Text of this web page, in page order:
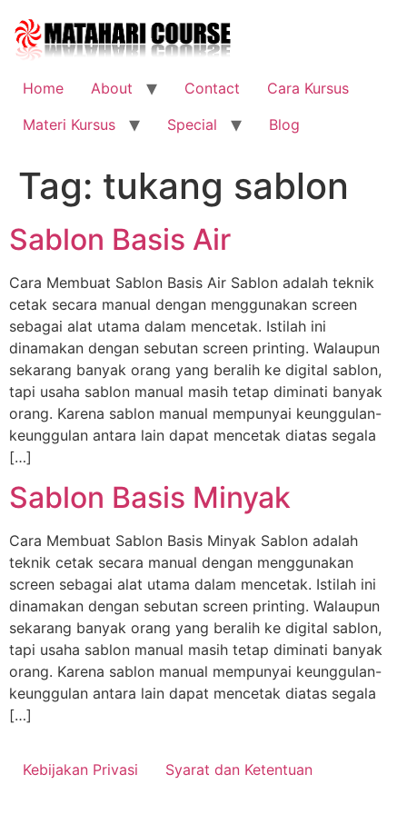
content
Home
About Contact
Cara Kursus
Materi Kursus
Special Blog
Tag: tukang sablon
Sablon Basis Air
Cara Membuat Sablon Basis Air Sablon adalah teknik
cetak secara manual dengan menggunakan screen
sebagai alat utama dalam mencetak. Istilah ini
dinamakan dengan sebutan screen printing. Walaupun
sekarang banyak orang yang beralih ke digital sablon,
tapi usaha sablon manual masih tetap diminati banyak
orang. Karena sablon manual mempunyai keunggulan-
keunggulan antara lain dapat mencetak diatas segala
[…]
Sablon Basis Minyak
Cara Membuat Sablon Basis Minyak Sablon adalah
teknik cetak secara manual dengan menggunakan
screen sebagai alat utama dalam mencetak. Istilah ini
dinamakan dengan sebutan screen printing. Walaupun
sekarang banyak orang yang beralih ke digital sablon,
tapi usaha sablon manual masih tetap diminati banyak
orang. Karena sablon manual mempunyai keunggulan-
keunggulan antara lain dapat mencetak diatas segala
[…]
Kebijakan Privasi Syarat dan Ketentuan